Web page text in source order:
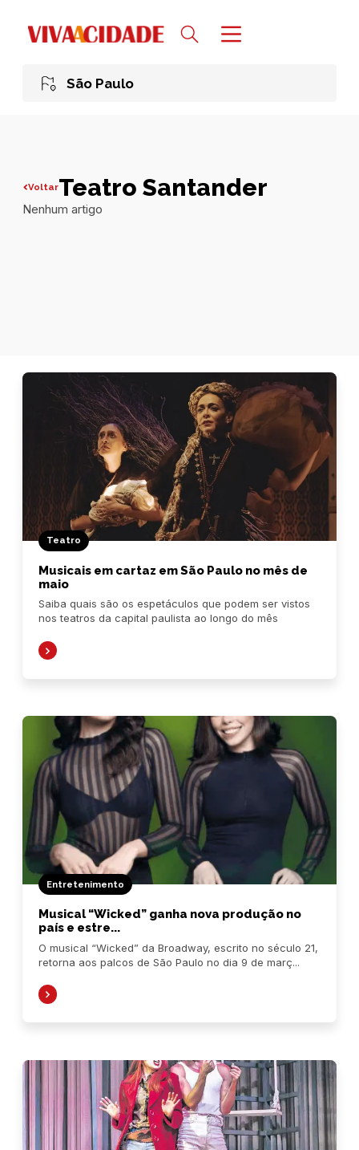
São Paulo
VoltarTeatro Santander
Nenhum artigo
Teatro
Musicais em cartaz em São Paulo no mês de
maio
Saiba quais são os espetáculos que podem ser vistos
nos teatros da capital paulista ao longo do mês
Entretenimento
Musical “Wicked” ganha nova produção no
país e estre...
O musical “Wicked” da Broadway, escrito no século 21,
retorna aos palcos de São Paulo no dia 9 de març...